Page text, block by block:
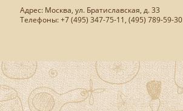
Адрес: Москва, ул. Братиславская, д. 33
Телефоны: +7 (495) 347-75-11, (495) 789-59-30